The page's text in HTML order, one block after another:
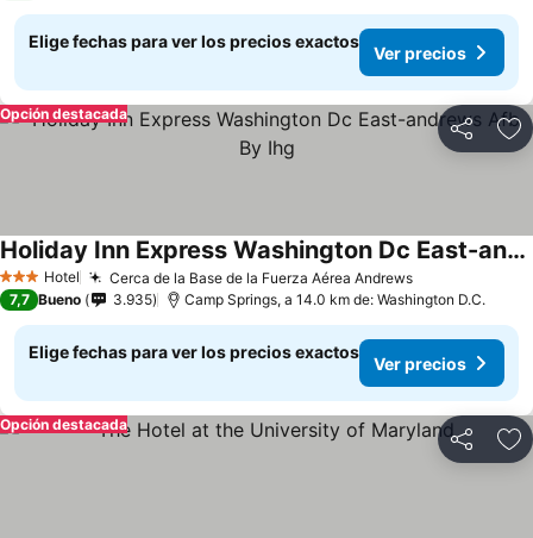
Elige fechas para ver los precios exactos
Ver precios
Compartir
Opción destacada
3 Estrellas
Hotel Cerca de la Base de la Fuerza Aérea AndrewsVer precios
Holiday Inn Express Washington Dc East-andrews Afb By Ihg
Ver precios
7,7 Bueno 3.935 Camp Springs, a 14.0 km de: Washington D.C.
Elige fechas para ver los precios exactos
Ver precios
Compartir
Opción destacada